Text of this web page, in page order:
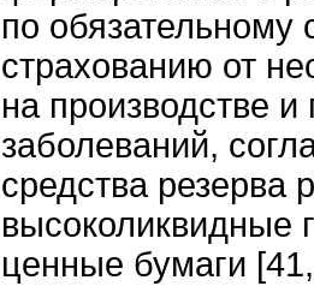
по обязательному
страхованию от
на производстве
заболеваний,
средства резерва
высоколиквидные
ценные бумаги